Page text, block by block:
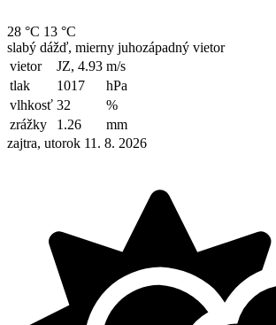
28 °C 13 °C
slabý dážď, mierny juhozápadný vietor
vietor
JZ, 4.93 m/s
tlak
1017
hPa
vlhkosť 32
%
zrážky
1.26
mm
zajtra, utorok 11. 8. 2026